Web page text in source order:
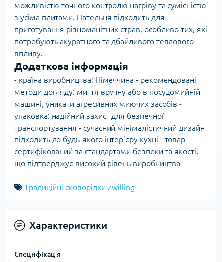
можливістю точного контролю нагріву та сумісністю
з усіма плитами. Пательня підходить для
приготування різноманітних страв, особливо тих, які
потребують акуратного та дбайливого теплового
впливу.
Додаткова інформація
- країна виробництва: Німеччина - рекомендовані
методи догляду: миття вручну або в посудомийній
машині, уникати агресивних миючих засобів -
упаковка: надійний захист для безпечної
транспортування - сучасний мінімалістичний дизайн
підходить до будь-якого інтер’єру кухні - товар
сертифікований за стандартами безпеки та якості,
що підтверджує високий рівень виробництва
Традиційні сковорідки Zwilling
Характеристики
Специфікація